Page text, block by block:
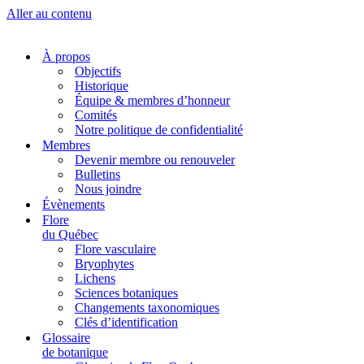
Aller au contenu
À propos
Objectifs
Historique
Équipe & membres d’honneur
Comités
Notre politique de confidentialité
Membres
Devenir membre ou renouveler
Bulletins
Nous joindre
Évènements
Flore
du Québec
Flore vasculaire
Bryophytes
Lichens
Sciences botaniques
Changements taxonomiques
Clés d’identification
Glossaire
de botanique